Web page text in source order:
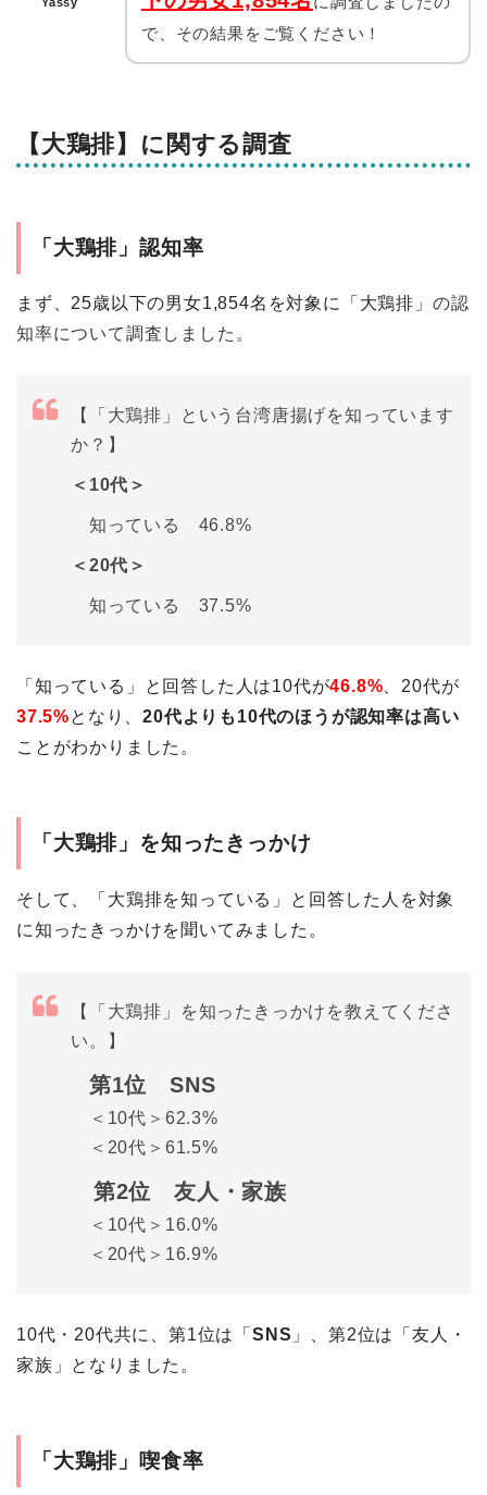
で、その結果をご覧ください！
【大鶏排】に関する調査
「大鶏排」認知率
まず、25歳以下の男女1,854名を対象に「大鶏排」 の認
知率について調査しました。
【「大鶏排」という台湾唐揚げを知っています
か？】
＜10代＞
知っている 46.8%
＜20代＞
知っている 37.5%
「知っている」と回答した人は10代が46.8% 、20代が
37.5%となり、20代よりも10代のほうが認知率は高い
ことがわかりました。
「大鶏排」を知ったきっかけ
そして、「大鶏排を知っている」と回答した人を対象
に知ったきっかけを聞いてみました。
【「大鶏排」を知ったきっかけを教えてくださ
い。】
第1位 SNS
＜10代＞62.3%
＜20代＞61.5%
第2位 友人・家族
＜10代＞16.0%
＜20代＞16.9%
10代・20代共に、第1位は「 SNS 」、第2位は「友人・
家族」となりました。
「大鶏排」喫食率